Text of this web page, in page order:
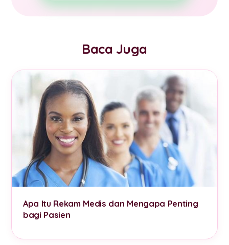
Baca Juga
Apa Itu Rekam Medis dan Mengapa Penting
bagi Pasien